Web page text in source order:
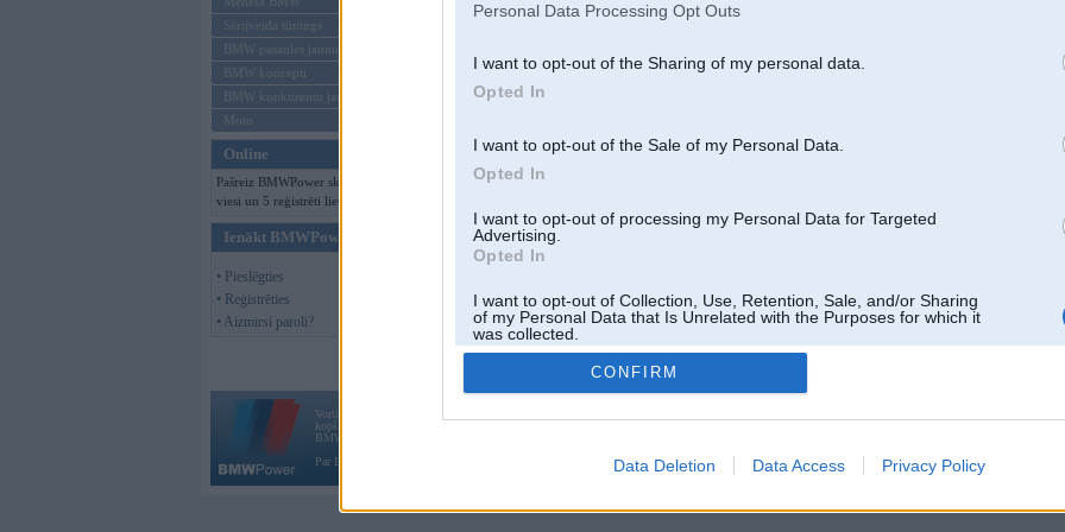
Personal Data Processing Opt Outs
I want to opt-out of the Sharing of my personal data.
Opted In
I want to opt-out of the Sale of my Personal Data.
Opted In
I want to opt-out of processing my Personal Data for Targeted
Advertising.
Opted In
I want to opt-out of Collection, Use, Retention, Sale, and/or Sharing
of my Personal Data that Is Unrelated with the Purposes for which it
was collected.
Opted Out
CONFIRM
Data Deletion Data Access Privacy Policy
Sērijveida tūnings
BMW pasaules jaunumi
BMW koncepti
BMW konkurentu jaunumi
Moto
Online
Pašreiz BMWPower skatās 144
viesi un 5 reģistrēti lietotāji.
Ienākt BMWPower
• Pieslēgties
• Reģistrēties
• Aizmirsi paroli?
Vortāls BMWPower.lv darbojas
kopš 2002. gada 14. maija. Tas nav auto klubs un nav saistīts ar
BMW AG.
Par BMWPower